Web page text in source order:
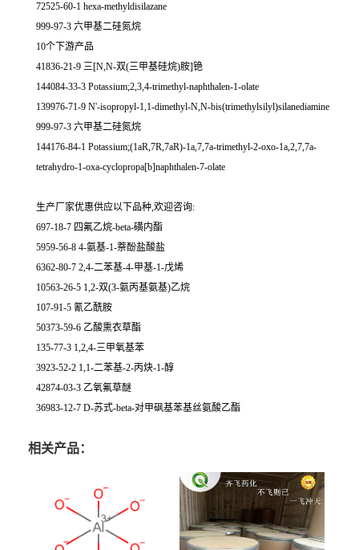
72525-60-1 hexa-methyldisilazane
999-97-3 六甲基二硅氮烷
10个下游产品
41836-21-9 三[N,N-双(三甲基硅烷)胺]铯
144084-33-3 Potassium;2,3,4-trimethyl-naphthalen-1-olate
139976-71-9 N'-isopropyl-1,1-dimethyl-N,N-bis(trimethylsilyl)silanediamine
999-97-3 六甲基二硅氮烷
144176-84-1 Potassium;(1aR,7R,7aR)-1a,7,7a-trimethyl-2-oxo-1a,2,7,7a-
tetrahydro-1-oxa-cyclopropa[b]naphthalen-7-olate
生产厂家优惠供应以下品种,欢迎咨询:
697-18-7 四氟乙烷-beta-磺内酯
5959-56-8 4-氨基-1-萘酚盐酸盐
6362-80-7 2,4-二苯基-4-甲基-1-戊烯
10563-26-5 1,2-双(3-氨丙基氨基)乙烷
107-91-5 氰乙酰胺
50373-59-6 乙酸熏衣草酯
135-77-3 1,2,4-三甲氧基苯
3923-52-2 1,1-二苯基-2-丙炔-1-醇
42874-03-3 乙氧氟草醚
36983-12-7 D-苏式-beta-对甲砜基苯基丝氨酸乙酯
相关产品：